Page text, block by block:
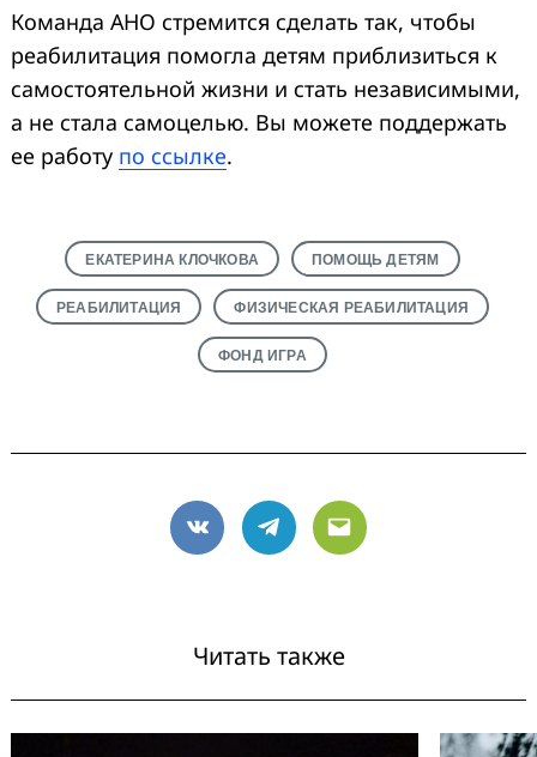
Команда АНО стремится сделать так, чтобы
реабилитация помогла детям приблизиться к
самостоятельной жизни и стать независимыми,
а не стала самоцелью. Вы можете поддержать
ее работу по ссылке.
ЕКАТЕРИНА КЛОЧКОВА ПОМОЩЬ ДЕТЯМ
РЕАБИЛИТАЦИЯ ФИЗИЧЕСКАЯ РЕАБИЛИТАЦИЯ
ФОНД ИГРА
VK Telegram
Email
Читать также